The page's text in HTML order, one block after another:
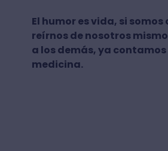
El humor es vida, si somos
reírnos de nosotros
a los demás, ya
medicina.